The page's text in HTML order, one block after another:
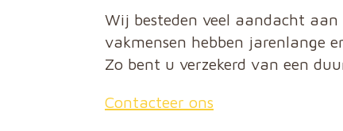
Wij besteden veel aandacht
vakmensen hebben jarenlange
Zo bent u verzekerd van een
Contacteer ons